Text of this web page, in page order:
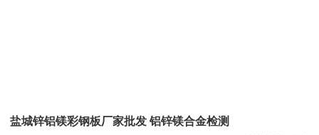
盐城锌铝镁彩钢板厂家批发 铝锌镁合金检测